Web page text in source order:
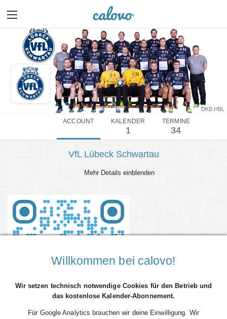
DKB HBL
ACCOUNT KALENDER
1
TERMINE
34
VfL Lübeck Schwartau
Mehr Details einblenden
Willkommen bei calovo!
Wir setzen technisch notwendige Cookies für den Betrieb und
das kostenlose Kalender-Abonnement.
Für Google Analytics brauchen wir deine Einwilligung. Wir